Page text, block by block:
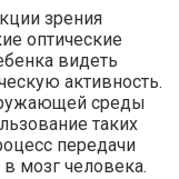
зрения
оптические
видеть
активность.
среды
таких
передачи
мозг человека.